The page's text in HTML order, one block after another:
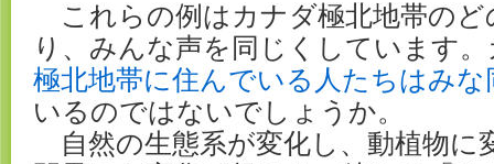
これらの例はカナダ極北地帯のど
り、みんな声を同じくしています
極北地帯に住んでいる人たちはみな
いるのではないでしょうか。
自然の生態系が変化し、動植物に